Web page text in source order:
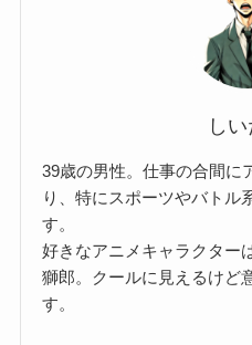
し
39歳の男性。仕事の合間に
り、特にスポーツやバトル
す。
好きなアニメキャラクター
獅郎。クールに見えるけど
す。